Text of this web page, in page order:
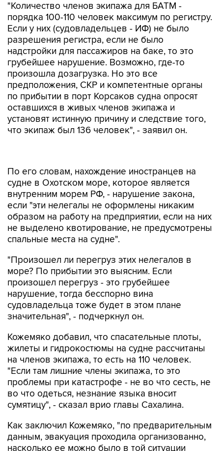
"Количество членов экипажа для БАТМ -
порядка 100-110 человек максимум по регистру.
Если у них (судовладельцев - ИФ) не было
разрешения регистра, если не было
надстройки для пассажиров на баке, то это
грубейшее нарушение. Возможно, где-то
произошла дозагрузка. Но это все
предположения, СКР и компетентные органы
по прибытии в порт Корсаков судна опросят
оставшихся в живых членов экипажа и
установят истинную причину и следствие того,
что экипаж был 136 человек", - заявил он.
внутренним морем РФ, - нарушение закона,
если "эти нелегалы не оформлены никаким
образом на работу на предприятии, если на них
не выделено квотирование, не предусмотрены
спальные места на судне".
"Произошел ли перегруз этих нелегалов в
произошел перегруз - это грубейшее
нарушение, тогда бесспорно вина
судовладельца тоже будет в этом плане
значительная", - подчеркнул он.
Кожемяко добавил, что спасательные плоты,
на членов экипажа, то есть на 110 человек.
"Если там лишние члены экипажа, то это
проблемы при катастрофе - не во что сесть, не
во что одеться, незнание языка вносит
сумятицу", - сказал врио главы Сахалина.
Как заключил Кожемяко, "по предварительным
насколько ее можно было в той ситуации
организовать".